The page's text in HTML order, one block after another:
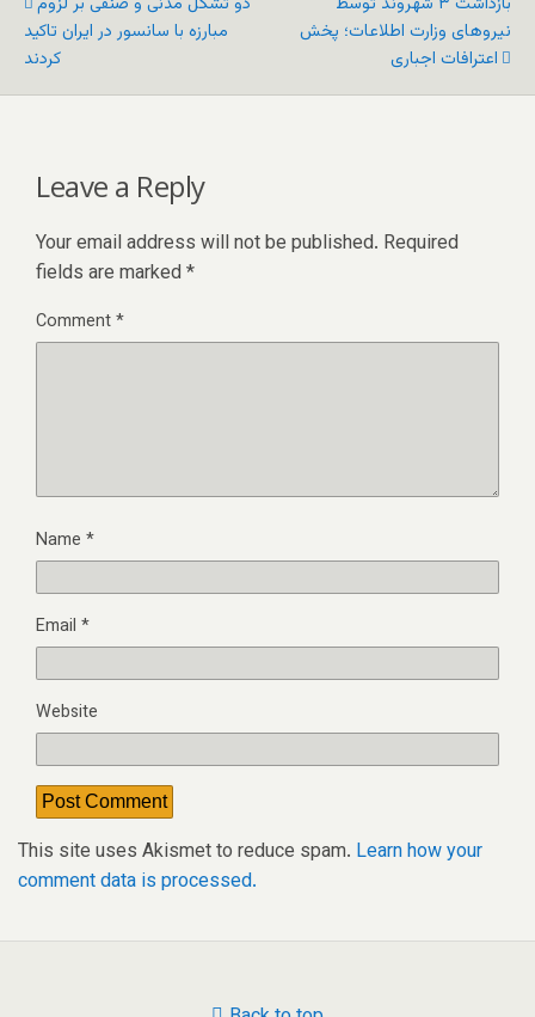
مبارزه با سانسور در ایران تاکید
کردند
نیروهای وزارت اطلاعات؛ پخش
اعترافات اجباری
Leave a Reply
Your email address will not be published. Required
fields are marked *
Comment*
Name *
Email *
Website
This site uses Akismet to reduce spam. Learn how your
comment data is processed.